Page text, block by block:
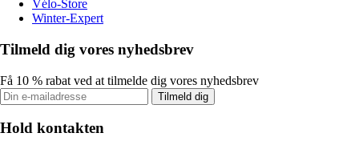
Vélo-Store
Winter-Expert
Tilmeld dig vores nyhedsbrev
Få 10 % rabat ved at tilmelde dig vores nyhedsbrev
Tilmeld dig
Hold kontakten